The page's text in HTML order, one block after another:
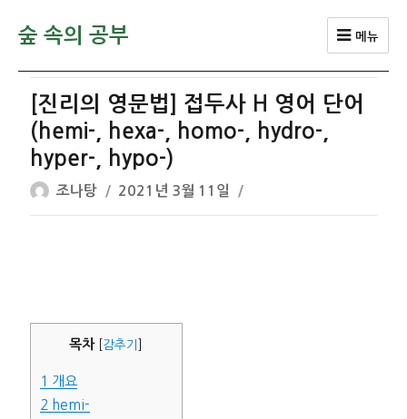
숲 속의 공부 메뉴
[진리의 영문법] 접두사 H 영어 단어
(hemi-, hexa-, homo-, hydro-,
hyper-, hypo-)
글
쓴
조나탕
작
성
2021년 3월 11일
목차 감추기
1 개요
2 hemi-